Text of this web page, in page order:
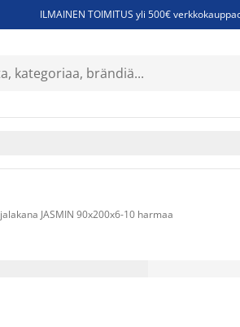
ILMAINEN TOIMITUS yli 500€
Sijauspatjoja - Säästä jopa
JASMIN 90x200x6-10 harmaa